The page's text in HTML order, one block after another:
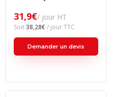
31,9€/ jour HT
Soit38,28€ / jour TTC
Demander un devis